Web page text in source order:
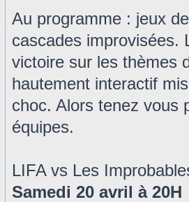
Au programme : jeux
cascades improvisées.
victoire sur les thèmes
hautement interactif
choc. Alors tenez vous
équipes.
LIFA vs Les
Samedi 20 avril à 20H